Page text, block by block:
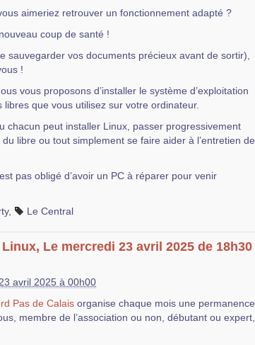
aimeriez retrouver un fonctionnement adapté ?
coup de santé !
sauvegarder vos documents précieux avant de sortir),
!
vous proposons d’installer le système d’exploitation
libres que vous utilisez sur votre ordinateur.
chacun peut installer Linux, passer progressivement
libre ou tout simplement se faire aider à l’entretien de
est pas obligé d’avoir un PC à réparer pour venir
, Le Central
Le mercredi 23 avril 2025 de 18h30
23 avril 2025 à 00h00
Pas de Calais organise chaque mois une permanence
membre de l’association ou non, débutant ou expert,